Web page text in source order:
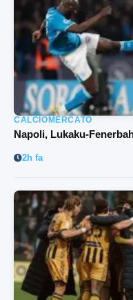
CALCIOMERCATO
Napoli, Lukaku-
2h fa